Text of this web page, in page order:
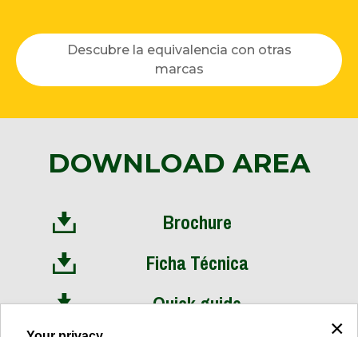
×
Descubre la equivalencia con otras
marcas
DOWNLOAD AREA
Brochure
Ficha Técnica
Quick guide